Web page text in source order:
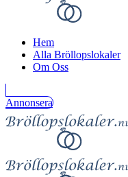
Hem
Alla Bröllopslokaler
Om Oss
Annonsera